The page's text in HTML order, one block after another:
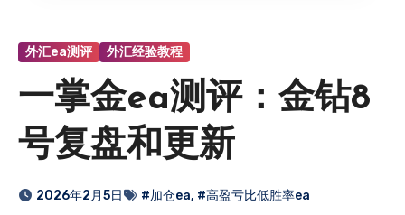
外汇ea测评 外汇经验教程
一掌金ea测评：金钻8
号复盘和更新
2026年2月5日 #加仓ea, #高盈亏比低胜率ea